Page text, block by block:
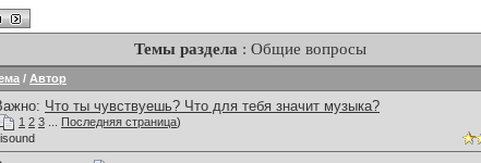
Темы раздела : Общие вопросы
/ Автор
Что ты чувствуешь? Что для тебя значит музыка?
1 2 3 Последняя страница)